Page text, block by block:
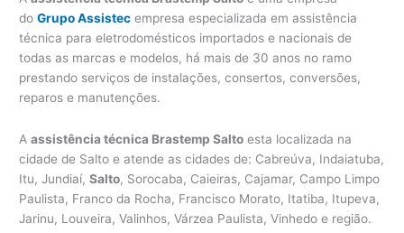
doGrupo Assistec empresa especializada em assistência
técnica para eletrodomésticos importados e nacionais de
todas as marcas e modelos, há mais de 30 anos no ramo
prestando serviços de instalações, consertos, conversões,
reparos e manutenções.
Aassistência técnica Brastemp Salto esta localizada na
cidade de Salto e atende as cidades de: Cabreúva, Indaiatuba,
Itu, Jundiaí,Salto, Sorocaba, Caieiras, Cajamar, Campo Limpo
Paulista, Franco da Rocha, Francisco Morato, Itatiba, Itupeva,
Jarinu, Louveira, Valinhos, Várzea Paulista, Vinhedo e região.